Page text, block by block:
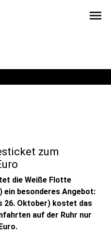
menu
zum
die Weiße Flotte
ein besonderes Angebot:
26. Oktober) kostet das
auf der Ruhr nur